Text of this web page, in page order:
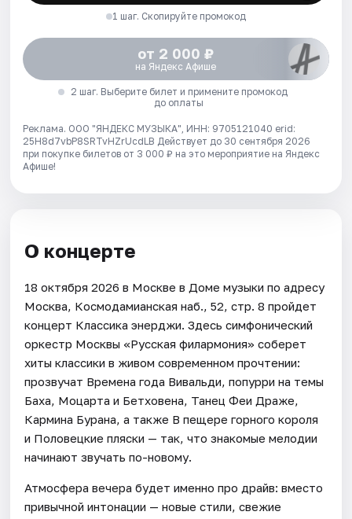
1 шаг. Скопируйте промокод
от 2 000 ₽
на Яндекс Афише
2 шаг. Выберите билет и примените промокод
до оплаты
Реклама. ООО "ЯНДЕКС МУЗЫКА", ИНН: 9705121040 erid:
25H8d7vbP8SRTvHZrUcdLB Действует до 30 сентября 2026
при покупке билетов от 3 000 ₽ на это мероприятие на Яндекс
Афише!
О концерте
18 октября 2026 в Москве в Доме музыки по адресу
Москва, Космодамианская наб., 52, стр. 8 пройдет
концерт Классика энерджи. Здесь симфонический
оркестр Москвы «Русская филармония» соберет
хиты классики в живом современном прочтении:
прозвучат Времена года Вивальди, попурри на темы
Баха, Моцарта и Бетховена, Танец Феи Драже,
Кармина Бурана, а также В пещере горного короля
и Половецкие пляски — так, что знакомые мелодии
начинают звучать по-новому.
Атмосфера вечера будет именно про драйв: вместо
привычной интонации — новые стили, свежие